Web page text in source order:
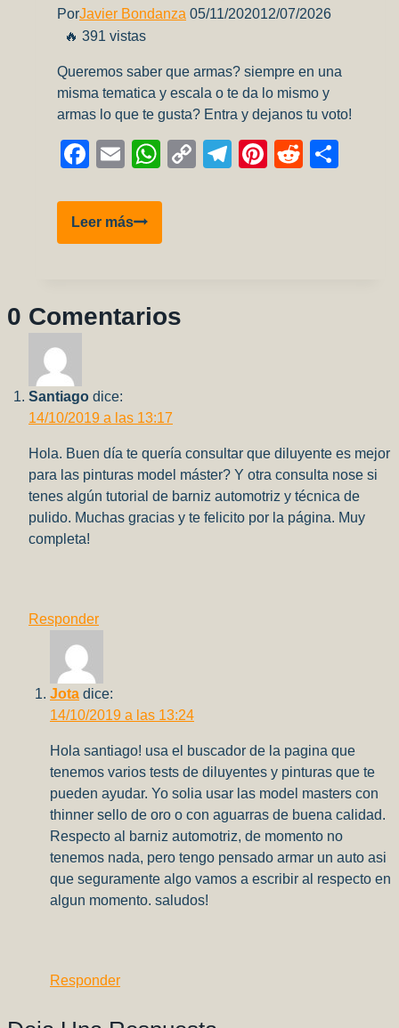
PorJavier Bondanza 05/11/202012/07/2026
🔥 391 vistas
Queremos saber que armas? siempre en una
misma tematica y escala o te da lo mismo y
armas lo que te gusta? Entra y dejanos tu voto!
Facebook
EmailWhatsApp
CopyTelegram
Pinterest
Reddit
Leer másEncuesta:
Armas
temática
o
0 Comentarios
Santiago dice:
14/10/2019 a las 13:17
Hola. Buen día te quería consultar que diluyente es mejor
para las pinturas model máster? Y otra consulta nose si
tenes algún tutorial de barniz automotriz y técnica de
pulido. Muchas gracias y te felicito por la página. Muy
completa!
Responder
Jota dice:
14/10/2019 a las 13:24
Hola santiago! usa el buscador de la pagina que
tenemos varios tests de diluyentes y pinturas que te
pueden ayudar. Yo solia usar las model masters con
thinner sello de oro o con aguarras de buena calidad.
Respecto al barniz automotriz, de momento no
tenemos nada, pero tengo pensado armar un auto asi
que seguramente algo vamos a escribir al respecto en
algun momento. saludos!
Responder